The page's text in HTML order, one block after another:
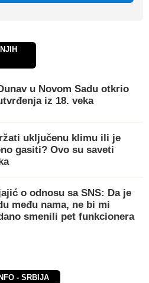
u Novom Sadu otkrio
iz 18. veka
uključenu klimu ili je
gasiti? Ovo su saveti
o odnosu sa SNS: Da je
među nama, ne bi mi
smenili pet funkcionera
- SRBIJA